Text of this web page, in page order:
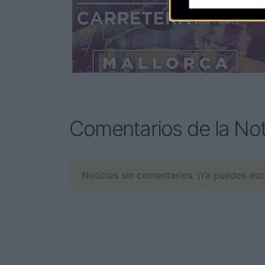
Comentarios de la
Noticias sin comentarios. ¡Ya puedes